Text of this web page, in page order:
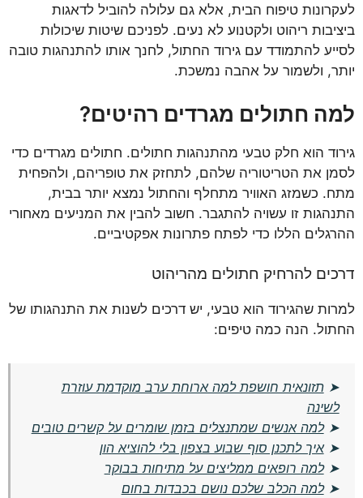
לעקרונות טיפוח הבית, אלא גם עלולה להוביל לדאגות
ביציבות ריהוט ולקטנוע לא נעים. לפניכם שיטות שיכולות
לסייע להתמודד עם גירוד החתול, לחנך אותו להתנהגות טובה
יותר, ולשמור על אהבה נמשכת.
למה חתולים מגרדים רהיטים?
גירוד הוא חלק טבעי מהתנהגות חתולים. חתולים מגרדים כדי
לסמן את הטריטוריה שלהם, לתחזק את טופריהם, ולהפחית
מתח. כשמזג האוויר מתחלף והחתול נמצא יותר בבית,
התנהגות זו עשויה להתגבר. חשוב להבין את המניעים מאחורי
ההרגלים הללו כדי לפתח פתרונות אפקטיביים.
דרכים להרחיק חתולים מהריהוט
למרות שהגירוד הוא טבעי, יש דרכים לשנות את התנהגותו של
החתול. הנה כמה טיפים:
➤תזונאית חושפת למה ארוחת ערב מוקדמת עוזרת
לשינה
➤למה אנשים שמתנצלים בזמן שומרים על קשרים טובים
➤איך לתכנן סוף שבוע בצפון בלי להוציא הון
➤למה רופאים ממליצים על מתיחות בבוקר
➤למה הכלב שלכם נושם בכבדות בחום